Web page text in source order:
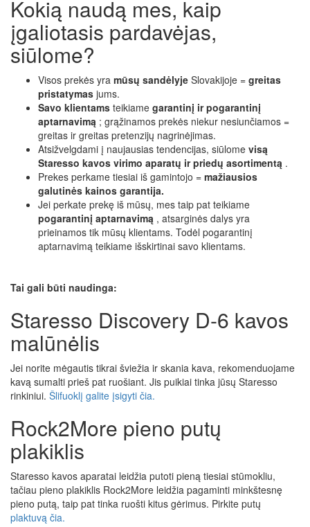
Kokią naudą mes, kaip
įgaliotasis pardavėjas,
siūlome?
Visos prekės yra mūsų sandėlyje Slovakijoje = greitas
pristatymas jums.
Savo klientams teikiame garantinį ir pogarantinį
aptarnavimą ; grąžinamos prekės niekur nesiunčiamos =
greitas ir greitas pretenzijų nagrinėjimas.
Atsižvelgdami į naujausias tendencijas, siūlome visą
Staresso kavos virimo aparatų ir priedų asortimentą .
Prekes perkame tiesiai iš gamintojo = mažiausios
galutinės kainos garantija.
Jei perkate prekę iš mūsų, mes taip pat teikiame
pogarantinį aptarnavimą , atsarginės dalys yra
prieinamos tik mūsų klientams. Todėl pogarantinį
aptarnavimą teikiame išskirtinai savo klientams.
Tai gali būti naudinga:
Staresso Discovery D-6 kavos
malūnėlis
Jei norite mėgautis tikrai šviežia ir skania kava, rekomenduojame
kavą sumalti prieš pat ruošiant. Jis puikiai tinka jūsų Staresso
rinkiniui. Šlifuoklį galite įsigyti čia.
Rock2More pieno putų
plakiklis
Staresso kavos aparatai leidžia putoti pieną tiesiai stūmokliu,
tačiau pieno plakiklis Rock2More leidžia pagaminti minkštesnę
pieno putą, taip pat tinka ruošti kitus gėrimus. Pirkite putų
plaktuvą čia.